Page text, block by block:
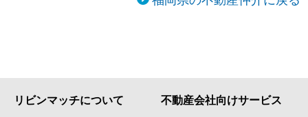
リビンマッチについて 不動産会社向けサービス